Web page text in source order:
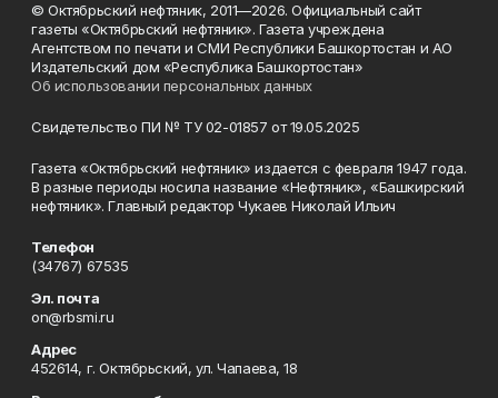
© Октябрьский нефтяник, 2011—2026. Официальный сайт
газеты «Октябрьский нефтяник». Газета учреждена
Агентством по печати и СМИ Республики Башкортостан и АО
Издательский дом «Республика Башкортостан»
Об использовании персональных данных
Свидетельство ПИ № ТУ 02-01857 от 19.05.2025
Газета «Октябрьский нефтяник» издается с февраля 1947 года.
В разные периоды носила название «Нефтяник», «Башкирский
нефтяник». Главный редактор Чукаев Николай Ильич
Телефон
(34767) 67535
Эл. почта
on@rbsmi.ru
Адрес
452614, г. Октябрьский, ул. Чапаева, 18